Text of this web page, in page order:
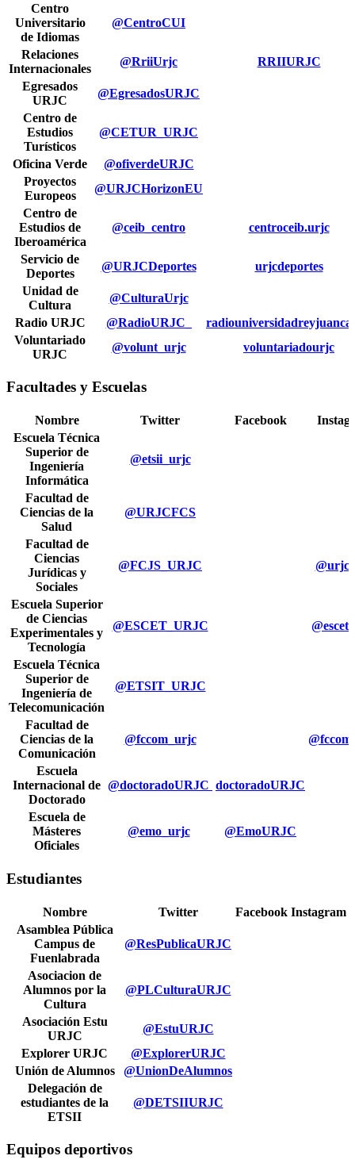
Centro
Universitario
de Idiomas
@CentroCUI
Relaciones
Internacionales
@RriiUrjc
RRIIURJC
Egresados
URJC
@EgresadosURJC
Centro de
Estudios
Turísticos
@CETUR_URJC
Oficina Verde
@ofiverdeURJC
Proyectos
Europeos
@URJCHorizonEU
Centro de
Estudios de
Iberoamérica
@ceib_centro centroceib.urjc
Servicio de
Deportes
@URJCDeportes
urjcdeportes
Unidad de
Cultura
@CulturaUrjc
Radio URJC
@RadioURJC_
Voluntariado
URJC
@volunt_urjc voluntariadourjc
Facultades y Escuelas
Nombre Twitter Facebook
Escuela Técnica
Superior de
Ingeniería
Informática
@etsii_urjc
Facultad de
Ciencias de la
Salud
@URJCFCS
Facultad de
Ciencias
Jurídicas y
Sociales
@FCJS_URJC
Escuela Superior
de Ciencias
Experimentales y
Tecnología
@ESCET_URJC
Escuela Técnica
Superior de
Ingeniería de
Telecomunicación
@ETSIT_URJC
Facultad de
Ciencias de la
Comunicación
@fccom_urjc
Escuela
Internacional de
Doctorado
@doctoradoURJC doctoradoURJC
Escuela de
Másteres
Oficiales
@emo_urjc @EmoURJC
Estudiantes
Nombre Twitter Facebook Instagram
Asamblea Pública
Campus de
Fuenlabrada
@ResPublicaURJC
Asociacion de
Alumnos por la
Cultura
@PLCulturaURJC
Asociación Estu
URJC
@EstuURJC
Explorer URJC
@ExplorerURJC
Unión de Alumnos
@UnionDeAlumnos
Delegación de
estudiantes de la
ETSII
@DETSIIURJC
Equipos deportivos